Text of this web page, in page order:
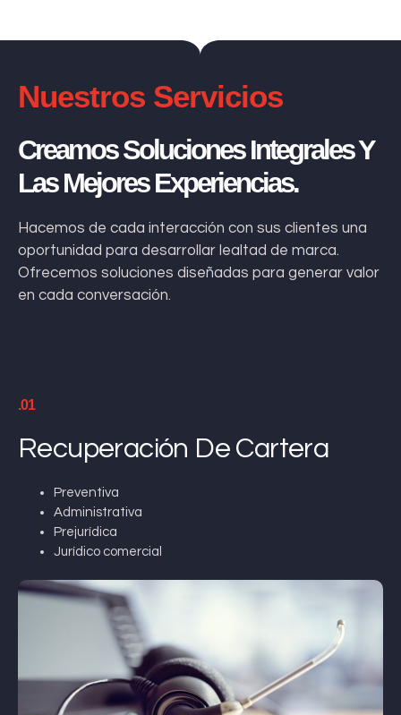
Nuestros Servicios
Creamos Soluciones Integrales Y
Las Mejores Experiencias.
Hacemos de cada interacción con sus clientes una
oportunidad para desarrollar lealtad de marca.
Ofrecemos soluciones diseñadas para generar valor
en cada conversación.
.01
Recuperación De Cartera
Preventiva
Administrativa
Prejurídica
Jurídico comercial